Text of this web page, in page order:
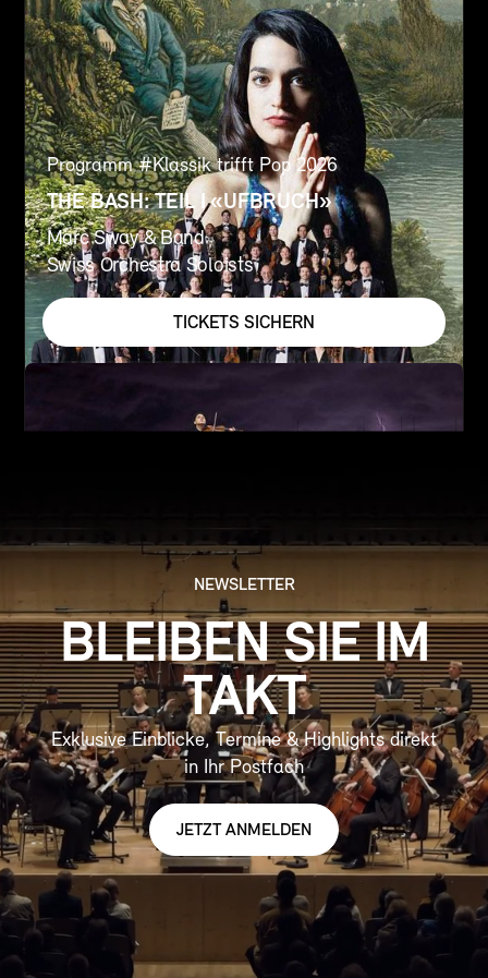
Programm #Klassik trifft Pop 2026
THE BASH: TEIL I «UFBRUCH»
Marc Sway & Band
Swiss Orchestra Soloists
TICKETS SICHERN
NEWSLETTER
BLEIBEN SIE IM
TAKT
Exklusive Einblicke, Termine & Highlights direkt
in Ihr Postfach
JETZT ANMELDEN